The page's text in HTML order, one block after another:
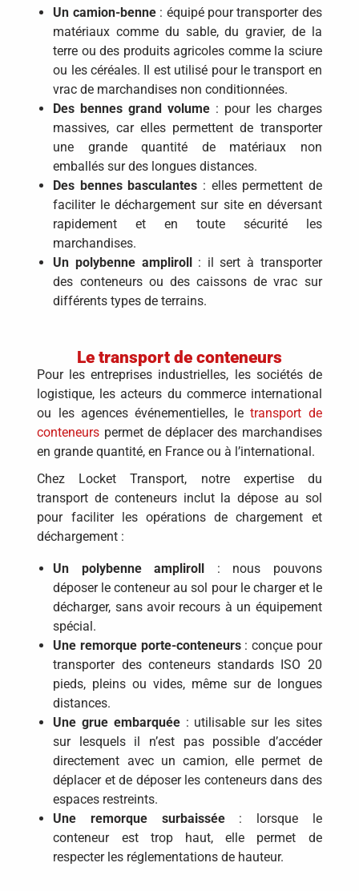
Un camion-benne: équipé pour transporter des
matériaux comme du sable, du gravier, de la
terre ou des produits agricoles comme la sciure
ou les céréales. Il est utilisé pour le transport en
vrac de marchandises non conditionnées.
Des bennes grand volume : pour les charges
massives, car elles permettent de transporter
une grande quantité de matériaux non
emballés sur des longues distances.
Des bennes basculantes : elles permettent de
faciliter le déchargement sur site en déversant
rapidement et en toute sécurité les
marchandises.
Un polybenne ampliroll: il sert à transporter
des conteneurs ou des caissons de vrac sur
différents types de terrains.
Le transport de conteneurs
Pour les entreprises industrielles, les sociétés de
logistique, les acteurs du commerce international
ou les agences événementielles, letransport de
conteneurs permet de déplacer des marchandises
en grande quantité, en France ou à l’international.
Chez Locket Transport, notre expertise du
transport de conteneurs inclut la dépose au sol
pour faciliter les opérations de chargement et
déchargement :
Un polybenne ampliroll : nous pouvons
déposer le conteneur au sol pour le charger et le
décharger, sans avoir recours à un équipement
spécial.
Une remorque porte-conteneurs: conçue pour
transporter des conteneurs standards ISO 20
pieds, pleins ou vides, même sur de longues
distances.
Une grue embarquée: utilisable sur les sites
sur lesquels il n’est pas possible d’accéder
directement avec un camion, elle permet de
déplacer et de déposer les conteneurs dans des
espaces restreints.
Une remorque surbaissée: lorsque le
conteneur est trop haut, elle permet de
respecter les réglementations de hauteur.